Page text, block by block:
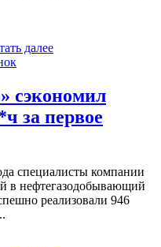
далее
сэкономил
за первое
специалисты компании
в нефтегазодобывающий
реализовали 946